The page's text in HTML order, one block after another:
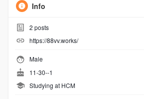
Info
2 posts
https://88vv.works/
Male
11-30--1
Studying at HCM